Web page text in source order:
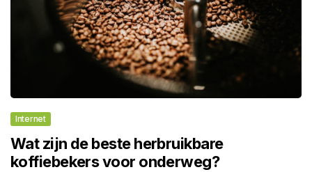
Internet
Wat zijn de beste herbruikbare
koffiebekers voor onderweg?